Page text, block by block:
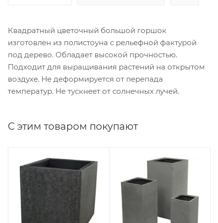
Квадратный цветочный большой горшок
изготовлен из полистоуна с рельефной фактурой
под дерево. Обладает высокой прочностью.
Подходит для выращивания растений на открытом
воздухе. Не деформируется от перепада
температур. Не тускнеет от солнечных лучей.
С этим товаром покупают